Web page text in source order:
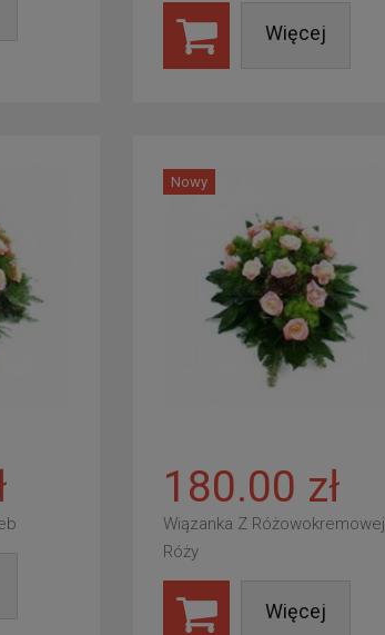
Więcej
Nowy
180.00 zł
Wiązanka Z Różowokremowej
Róży
Więcej